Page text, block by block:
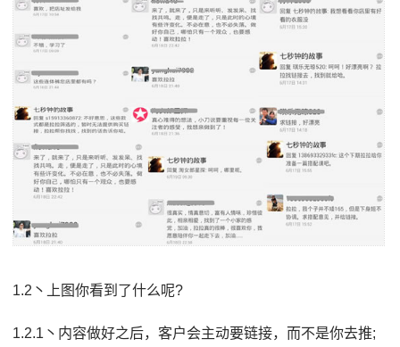
1.2丶上图你看到了什么呢?
1.2.1丶内容做好之后，客户会主动要链接，而不是你去推;